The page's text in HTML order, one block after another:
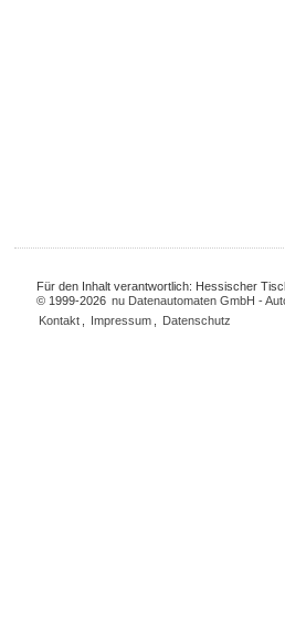
Für den Inhalt verantwortlich: Hessischer
© 1999-2026 nu Datenautomaten GmbH -
Kontakt
Impressum Datenschutz